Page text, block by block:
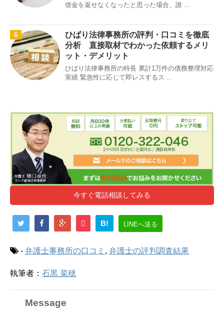
借金を返せなくなったと思った場合、誰 ...
6
ひばり法律事務所の評判・口コミを徹底
分析 直接取材でわかった依頼するメリ
ット・デメリット
ひばり法律事務所の特長 累計1万件の債務整理対応
実績 緊急性に応じて即レスするス ...
今すぐ電話相談してみる
B! LINEへ送る
- 弁護士事務所の口コミ , 弁護士の評判調査結果
執筆者： 石黒 菜穂
Message